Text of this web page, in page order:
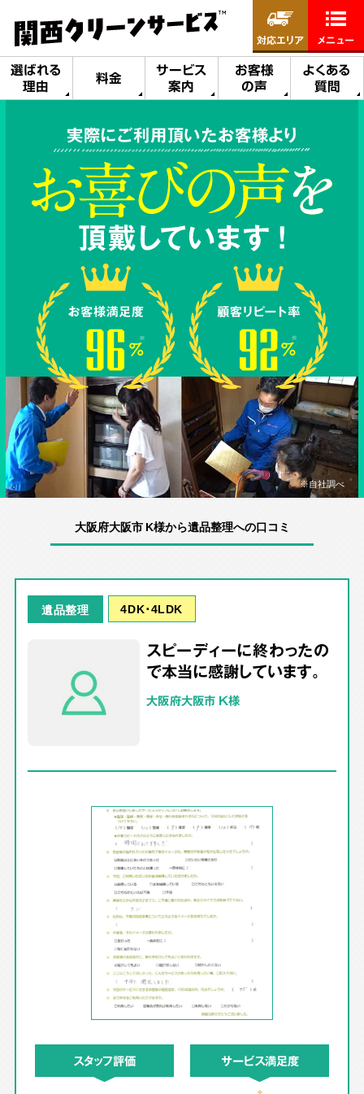
選ばれる
理由
料金
サービス
案内
お客様
の声
よくある
質問
対応エリア メニュー
実際にご利用頂いたお客様より
※自社調べ
大阪府大阪市 K様から遺品整理への口コミ
遺品整理 4DK･4LDK
スピーディーに終わったの
で本当に感謝しています。
大阪府大阪市 K様
スタッフ評価 サービス満足度